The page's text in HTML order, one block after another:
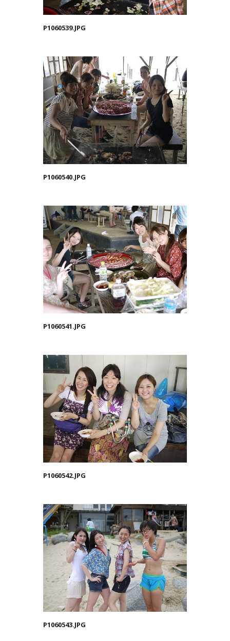
P1060539.JPG
P1060540.JPG
P1060541.JPG
P1060542.JPG
P1060543.JPG